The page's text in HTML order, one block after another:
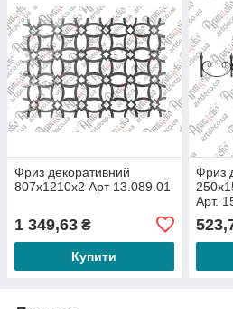
Фриз декоративний
807х1210х2 Арт 13.089.01
1 349,63 ₴
Купити
Фриз
Арт.